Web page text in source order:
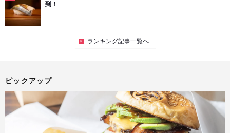
到！
ランキング記事一覧へ
ピックアップ